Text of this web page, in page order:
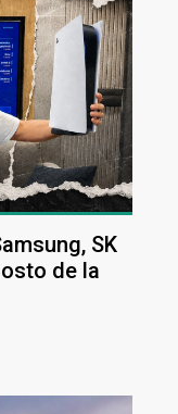
SK
de la